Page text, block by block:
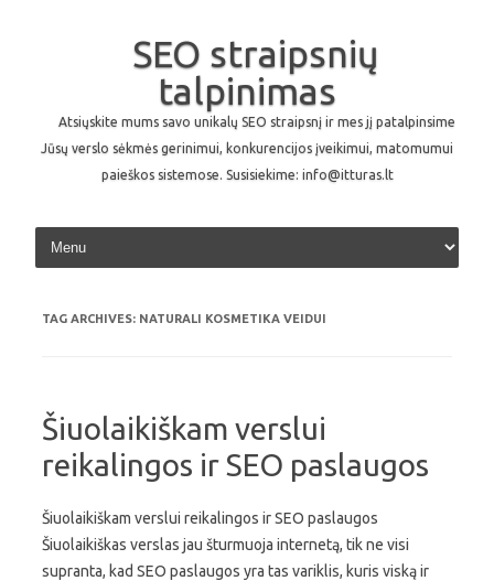
SEO straipsnių
talpinimas
Atsiųskite mums savo unikalų SEO straipsnį ir mes jį patalpinsime
Jūsų verslo sėkmės gerinimui, konkurencijos įveikimui, matomumui
paieškos sistemose. Susisiekime: info@itturas.lt
Skip to content
TAG ARCHIVES: NATURALI KOSMETIKA VEIDUI
Šiuolaikiškam verslui
reikalingos ir SEO paslaugos
Šiuolaikiškam verslui reikalingos ir SEO paslaugos
Šiuolaikiškas verslas jau šturmuoja internetą, tik ne visi
supranta, kad SEO paslaugos yra tas variklis, kuris viską ir